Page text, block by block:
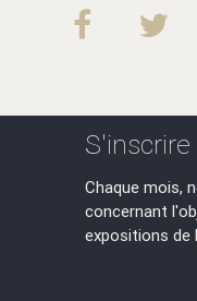
Chaque mois,
concernant
expositions de